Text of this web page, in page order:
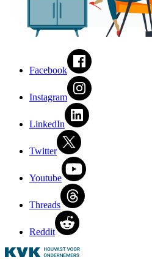
Facebook
Instagram
LinkedIn
Twitter
Youtube
Threads
Reddit